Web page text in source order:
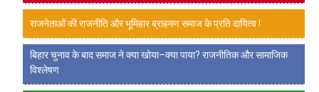
राजनेताओं की राजनीति और भूमिहार ब्राहमण समाज के प्रति दायित्व !
बिहार चुनाव के बाद समाज ने क्या खोया–क्या पाया? राजनीतिक और सामाजिक
विश्लेषण